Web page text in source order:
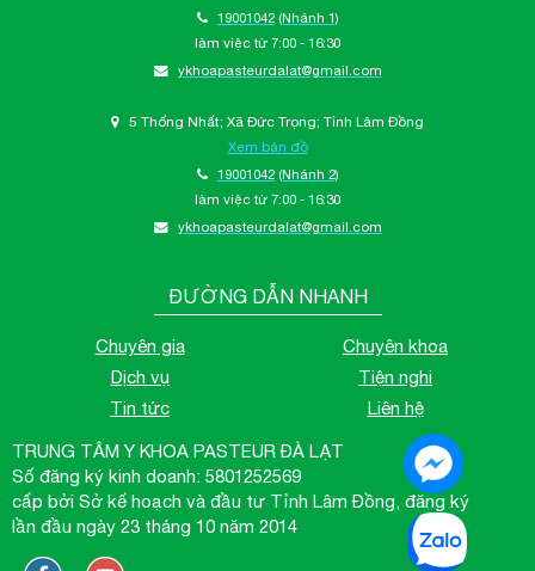
19001042 (Nhánh 1)
làm việc từ 7:00 - 16:30
ykhoapasteurdalat@gmail.com
5 Thống Nhất; Xã Đức Trọng; Tỉnh Lâm Đồng
Xem bản đồ
19001042 (Nhánh 2)
làm việc từ 7:00 - 16:30
ykhoapasteurdalat@gmail.com
ĐƯỜNG DẪN NHANH
Chuyên gia
Chuyên khoa
Dịch vụ
Tiện nghi
Tin tức
Liên hệ
TRUNG TÂM Y KHOA PASTEUR ĐÀ LẠT
Số đăng ký kinh doanh: 5801252569
cấp bởi Sở kế hoạch và đầu tư Tỉnh Lâm Đồng, đăng ký
lần đầu ngày 23 tháng 10 năm 2014